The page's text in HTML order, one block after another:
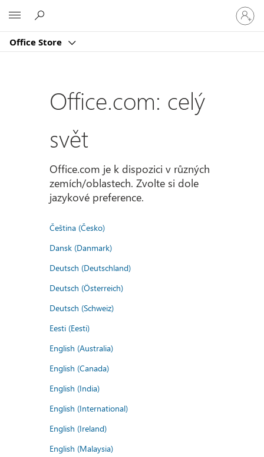
Office Store
se
ke
účtu
Office.com: celý
svět
Office.com je k dispozici v různých
zemích/oblastech. Zvolte si dole
jazykové preference.
Čeština (Česko)
Dansk (Danmark)
Deutsch (Deutschland)
Deutsch (Österreich)
Deutsch (Schweiz)
Eesti (Eesti)
English (Australia)
English (Canada)
English (India)
English (International)
English (Ireland)
English (Malaysia)